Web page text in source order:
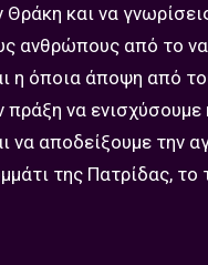
Θράκη και να
ανθρώπους από το
η όποια άποψη από
πράξη να
να αποδείξουμε την
της Πατρίδας, το